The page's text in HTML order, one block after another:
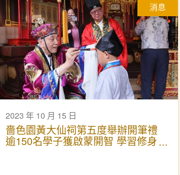
消息
2023 年 10 月 15 日
嗇色園黃大仙祠第五度舉辦開筆禮
逾150名學子獲啟蒙開智 學習修身